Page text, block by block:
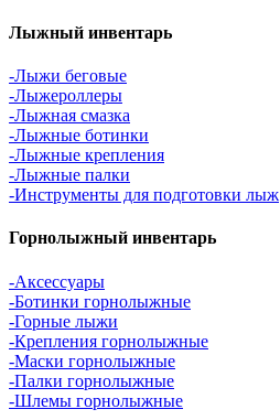
Лыжный инвентарь
-Лыжи беговые
-Лыжероллеры
-Лыжная смазка
-Лыжные ботинки
-Лыжные крепления
-Лыжные палки
-Инструменты для подготовки лыж
Горнолыжный инвентарь
-Аксессуары
-Ботинки горнолыжные
-Горные лыжи
-Крепления горнолыжные
-Маски горнолыжные
-Палки горнолыжные
-Шлемы горнолыжные